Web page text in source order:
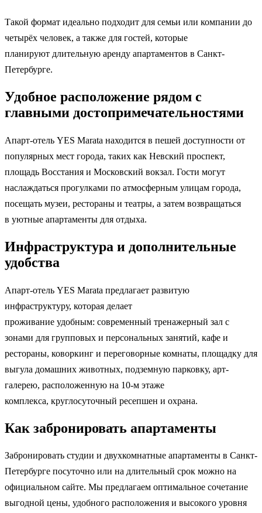
Такой формат идеально подходит для семьи или компании до
четырёх человек, а также для гостей, которые
планируют длительную аренду апартаментов в Санкт-
Петербурге.
Удобное расположение рядом с
главными достопримечательностями
Апарт-отель YES Marata находится в пешей доступности от
популярных мест города, таких как Невский проспект,
площадь Восстания и Московский вокзал. Гости могут
наслаждаться прогулками по атмосферным улицам города,
посещать музеи, рестораны и театры, а затем возвращаться
в уютные апартаменты для отдыха.
Инфраструктура и дополнительные
удобства
Апарт-отель YES Marata предлагает развитую
инфраструктуру, которая делает
проживание удобным: современный тренажерный зал с
зонами для групповых и персональных занятий, кафе и
рестораны, коворкинг и переговорные комнаты, площадку для
выгула домашних животных, подземную парковку, арт-
галерею, расположенную на 10-м этаже
комплекса, круглосуточный ресепшен и охрана.
Как забронировать апартаменты
Забронировать студии и двухкомнатные апартаменты в Санкт-
Петербурге посуточно или на длительный срок можно на
официальном сайте. Мы предлагаем оптимальное сочетание
выгодной цены, удобного расположения и высокого уровня